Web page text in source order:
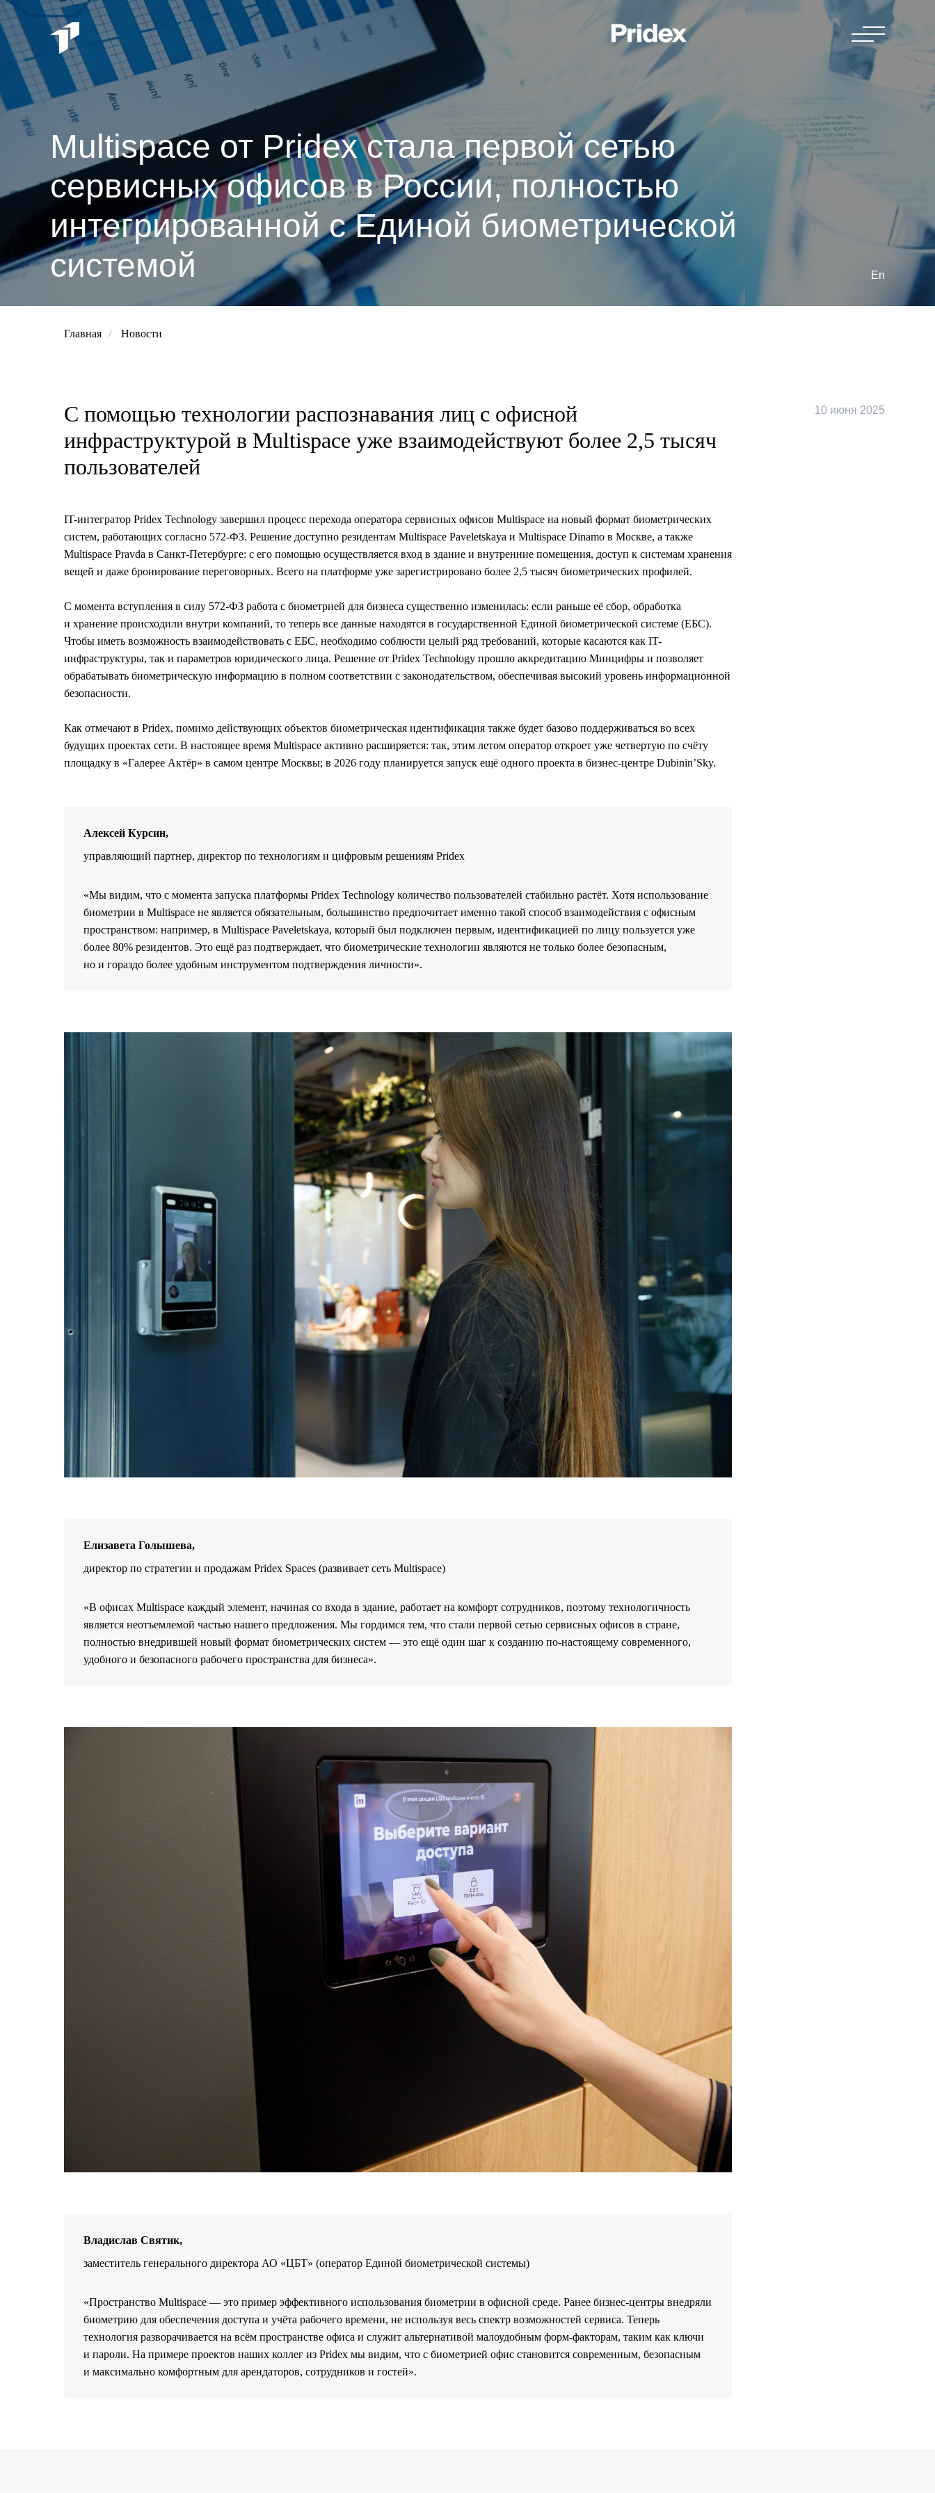
Multispace от Pridex стала первой сетью
сервисных офисов в России, полностью
интегрированной с Единой биометрической
системой
En
Главная / Новости
10 июня 2025
С помощью технологии распознавания лиц с офисной
инфраструктурой в Multispace уже взаимодействуют более 2,5 тысяч
пользователей
IT-интегратор Pridex Technology завершил процесс перехода оператора сервисных офисов Multispace на новый формат биометрических
систем, работающих согласно 572-ФЗ. Решение доступно резидентам Multispace Paveletskaya и Multispace Dinamo в Москве, а также
Multispace Pravda в Санкт-Петербурге: с его помощью осуществляется вход в здание и внутренние помещения, доступ к системам хранения
вещей и даже бронирование переговорных. Всего на платформе уже зарегистрировано более 2,5 тысяч биометрических профилей.
С момента вступления в силу 572-ФЗ работа с биометрией для бизнеса существенно изменилась: если раньше её сбор, обработка
и хранение происходили внутри компаний, то теперь все данные находятся в государственной Единой биометрической системе (ЕБС).
Чтобы иметь возможность взаимодействовать с ЕБС, необходимо соблюсти целый ряд требований, которые касаются как IT-
инфраструктуры, так и параметров юридического лица. Решение от Pridex Technology прошло аккредитацию Минцифры и позволяет
обрабатывать биометрическую информацию в полном соответствии с законодательством, обеспечивая высокий уровень информационной
безопасности.
Как отмечают в Pridex, помимо действующих объектов биометрическая идентификация также будет базово поддерживаться во всех
будущих проектах сети. В настоящее время Multispace активно расширяется: так, этим летом оператор откроет уже четвертую по счёту
площадку в «Галерее Актёр» в самом центре Москвы; в 2026 году планируется запуск ещё одного проекта в бизнес-центре Dubinin’Sky.
Алексей Курсин,
управляющий партнер, директор по технологиям и цифровым решениям Pridex
«Мы видим, что с момента запуска платформы Pridex Technology количество пользователей стабильно растёт. Хотя использование
биометрии в Multispace не является обязательным, большинство предпочитает именно такой способ взаимодействия с офисным
пространством: например, в Multispace Paveletskaya, который был подключен первым, идентификацией по лицу пользуется уже
более 80% резидентов. Это ещё раз подтверждает, что биометрические технологии являются не только более безопасным,
но и гораздо более удобным инструментом подтверждения личности».
Елизавета Голышева,
директор по стратегии и продажам Pridex Spaces (развивает сеть Multispace)
«В офисах Multispace каждый элемент, начиная со входа в здание, работает на комфорт сотрудников, поэтому технологичность
является неотъемлемой частью нашего предложения. Мы гордимся тем, что стали первой сетью сервисных офисов в стране,
полностью внедрившей новый формат биометрических систем — это ещё один шаг к созданию по-настоящему современного,
удобного и безопасного рабочего пространства для бизнеса».
Владислав Святик,
заместитель генерального директора АО «ЦБТ» (оператор Единой биометрической системы)
«Пространство Multispace — это пример эффективного использования биометрии в офисной среде. Ранее бизнес-центры внедряли
биометрию для обеспечения доступа и учёта рабочего времени, не используя весь спектр возможностей сервиса. Теперь
технология разворачивается на всём пространстве офиса и служит альтернативой малоудобным форм-факторам, таким как ключи
и пароли. На примере проектов наших коллег из Pridex мы видим, что с биометрией офис становится современным, безопасным
и максимально комфортным для арендаторов, сотрудников и гостей».